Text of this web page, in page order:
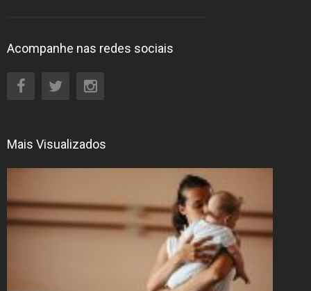
Acompanhe nas redes sociais
Mais Visualizados